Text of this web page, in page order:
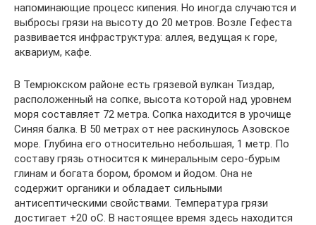
напоминающие процесс кипения. Но иногда случаются и
выбросы грязи на высоту до 20 метров. Возле Гефеста
развивается инфраструктура: аллея, ведущая к горе,
аквариум, кафе.
В Темрюкском районе есть грязевой вулкан Тиздар,
расположенный на сопке, высота которой над уровнем
моря составляет 72 метра. Сопка находится в урочище
Синяя балка. В 50 метрах от нее раскинулось Азовское
море. Глубина его относительно небольшая, 1 метр. По
составу грязь относится к минеральным серо-бурым
глинам и богата бором, бромом и йодом. Она не
содержит органики и обладает сильными
антисептическими свойствами. Температура грязи
достигает +20 оС. В настоящее время здесь находится